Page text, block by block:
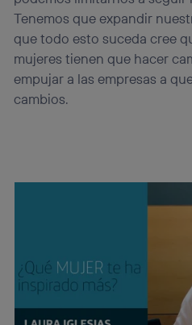
Tenemos que expandir
que todo esto suceda cree
mujeres tienen que hacer
empujar a las empresas a
cambios.